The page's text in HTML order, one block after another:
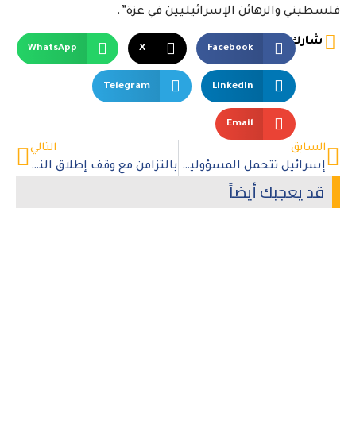
فلسطيني والرهائن الإسرائيليين في غزة”.
شارك
Facebook
X
WhatsApp
LinkedIn
Telegram
Email
السابق
إسرائيل تتحمل المسؤولية الكاملة عن حياة الممرضة تسنيم الهمص بعد اختطافها وإخفائها قسرًا
التالي
بالتزامن مع وقف إطلاق النار.. الأورومتوسطي يخاطب المؤسسات الإنسانية لتركيز عملياتها بمناطق شمالي غزة
قد يعجبك أيضاً